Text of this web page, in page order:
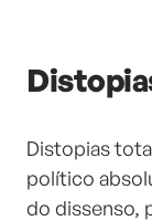
Distopias
político
do dissenso,